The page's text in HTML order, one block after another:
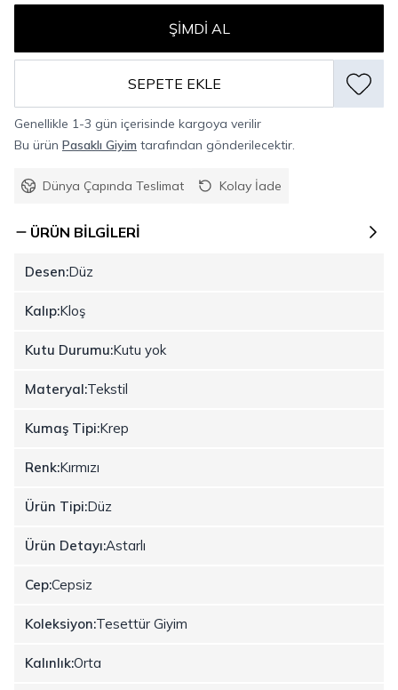
ŞIMDI AL
SEPETE EKLE
Genellikle 1-3 gün içerisinde kargoya verilir
Bu ürün Pasaklı Giyim tarafından gönderilecektir.
Dünya Çapında Teslimat Kolay İade
ÜRÜN BILGILERI
Desen:Düz
Kalıp:Kloş
Kutu Durumu:Kutu yok
Materyal:Tekstil
Kumaş Tipi:Krep
Renk:Kırmızı
Ürün Tipi:Düz
Ürün Detayı:Astarlı
Cep:Cepsiz
Koleksiyon:Tesettür Giyim
Kalınlık:Orta